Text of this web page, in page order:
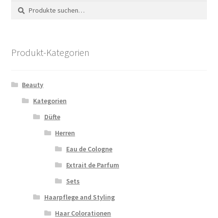
Suche
nach:
Suche
Produkt-Kategorien
Beauty
Kategorien
Düfte
Herren
Eau de Cologne
Extrait de Parfum
Sets
Haarpflege and Styling
Haar Colorationen